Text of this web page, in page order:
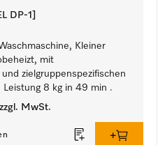
DP-1]
Kleiner
mit
zielgruppenspezifischen
Leistung 8 kg in 49 min .
zzgl. MwSt.